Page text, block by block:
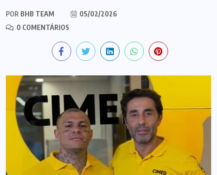
POR BHB TEAM
05/02/2026
0 COMENTÁRIOS